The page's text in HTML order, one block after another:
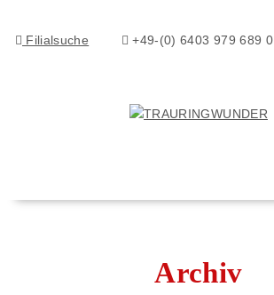
Filialsuche +49-(0) 6403 979 689 0
Archiv